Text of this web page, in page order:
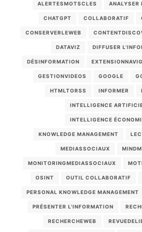
ALERTESMOTSCLES ANALYSER
CHATGPT COLLABORATIF
CONSERVERLEWEB
DATAVIZ DIFFUSER
DÉSINFORMATION
GESTIONVIDEOS GOOGLE
HTMLTORSS INFORMER
INTELLIGENCE
INTELLIGENCE
KNOWLEDGE MANAGEMENT
MEDIASSOCIAUX
MONITORINGMEDIASSOCIAUX
OSINT OUTIL COLLABORATIF
PERSONAL KNOWLEDGE MANAGEMENT
PRÉSENTER L'INFORMATION
RECHERCHEWEB